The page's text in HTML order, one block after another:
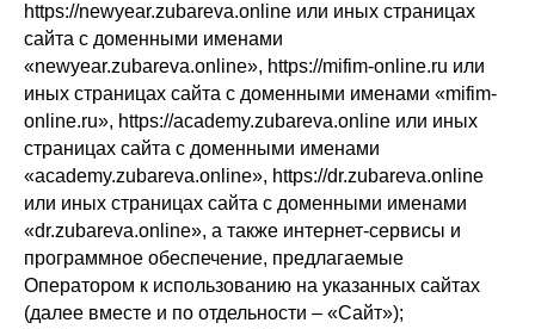
https://newyear.zubareva.online или иных страницах
сайта с доменными именами
«newyear.zubareva.online», https://mifim-online.ru или
иных страницах сайта с доменными именами «mifim-
online.ru», https://academy.zubareva.online или иных
страницах сайта с доменными именами
«academy.zubareva.online», https://dr.zubareva.online
или иных страницах сайта с доменными именами
«dr.zubareva.online», а также интернет-сервисы и
программное обеспечение, предлагаемые
Оператором к использованию на указанных сайтах
(далее вместе и по отдельности – «Сайт»);